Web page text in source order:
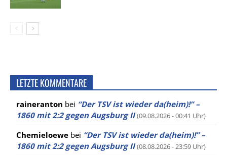
LETZTE KOMMENTARE
raineranton bei “Der TSV ist wieder da(heim)!” –
1860 mit 2:2 gegen Augsburg II (09.08.2026 - 00:41 Uhr)
Chemieloewe bei “Der TSV ist wieder da(heim)!” –
1860 mit 2:2 gegen Augsburg II (08.08.2026 - 23:59 Uhr)